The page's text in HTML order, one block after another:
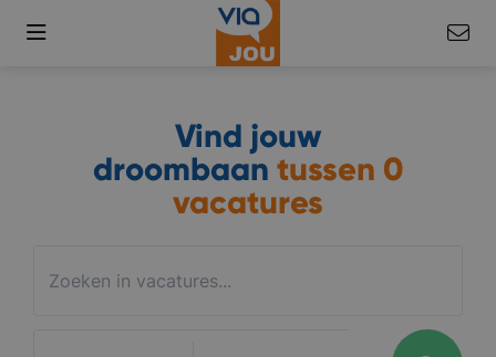
Vind jouw
droombaan tussen 0
vacatures